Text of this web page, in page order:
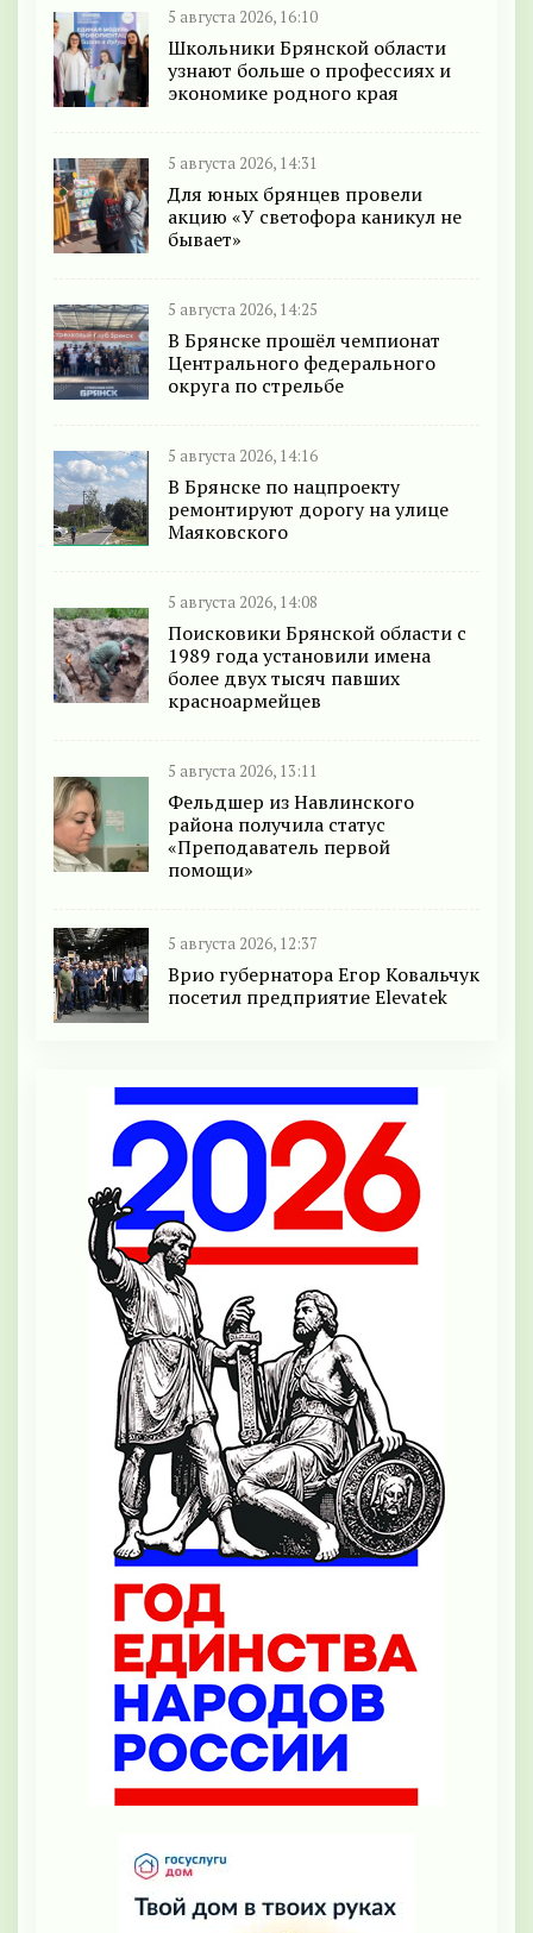
5 августа 2026, 16:10
Школьники Брянской области
узнают больше о профессиях и
экономике родного края
5 августа 2026, 14:31
Для юных брянцев провели
акцию «У светофора каникул не
бывает»
5 августа 2026, 14:25
В Брянске прошёл чемпионат
Центрального федерального
округа по стрельбе
5 августа 2026, 14:16
В Брянске по нацпроекту
ремонтируют дорогу на улице
Маяковского
5 августа 2026, 14:08
Поисковики Брянской области с
1989 года установили имена
более двух тысяч павших
красноармейцев
5 августа 2026, 13:11
Фельдшер из Навлинского
района получила статус
«Преподаватель первой
помощи»
5 августа 2026, 12:37
Врио губернатора Егор Ковальчук
посетил предприятие Elevatek